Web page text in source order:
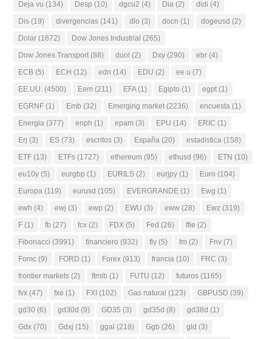
Deja vu (134) Desp (10) dgcu2 (4) Dia (2) didi (4)
Dis (19) divergencias (141) dlo (3) docn (1) dogeusd (2)
Dolar (1672) Dow Jones Industrial (265)
Dow Jones Transport (88) duol (2) Dxy (290) ebr (4)
ECB (5) ECH (12) edn (14) EDU (2) ee.u (7)
EE.UU. (4500) Eem (211) EFA(1) Egipto (1) egpt (1)
EGRNF (1) Emb (32) Emerging market (2236) encuesta (1)
Energia (377) enph (1) epam (3) EPU (14) ERIC (1)
Erj (3) ES (73) escritos (3) España (20) estadistica (158)
ETF (13) ETFs (1727) ethereum (95) ethusd (96) ETN (10)
eu10y (5) eurgbp (1) EURILS (2) eurjpy (1) Euro (104)
Europa (119) eurusd (105) EVERGRANDE (1) Ewg (1)
ewh (4) ewj (3) ewp (2) EWU (3) eww (28) Ewz (319)
F (1) fb (27) fcx (2) FDX (5) Fed (26) ffie (2)
Fibonacci (3991) financiero (932) fly (5) fm (2) Fnv (7)
Fomc (9) FORD (1) Forex (913) francia (10) FRC (3)
frontier markets (2) ftmib (1) FUTU (12) futuros (1165)
fvx (47) fxe (1) FXI (102) Gas natural (123) GBPUSD (39)
gd30 (6) gd30d (9) GD35 (3) gd35d (8) gd38d (1)
Gdx (70) Gdxj (15) ggal (218) Ggb (26) gld (3)